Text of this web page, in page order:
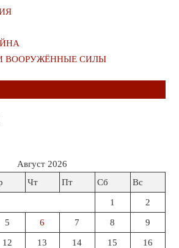
ВООРУЖЁННЫЕ СИЛЫ
Август 2026
Чт Пт Сб Вс
1 2
5 6 7 8 9
12 13 14 15 16